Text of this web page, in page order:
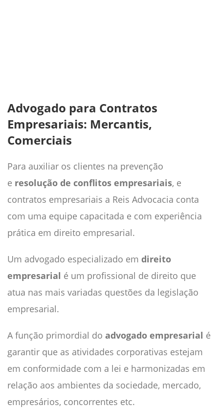
Advogado para Contratos
Empresariais: Mercantis,
Comerciais
Para auxiliar os clientes na prevenção
e resolução de conflitos empresariais, e
contratos empresariais a Reis Advocacia conta
com uma equipe capacitada e com experiência
prática em direito empresarial.
Um advogado especializado em direito
empresarial é um profissional de direito que
atua nas mais variadas questões da legislação
empresarial.
A função primordial do advogado empresarial é
garantir que as atividades corporativas estejam
em conformidade com a lei e harmonizadas em
relação aos ambientes da sociedade, mercado,
empresários, concorrentes etc.